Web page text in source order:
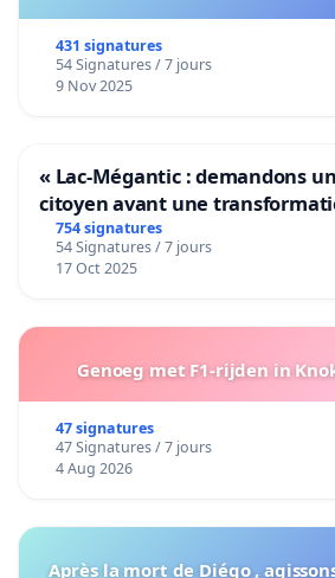
431 signatures
54 Signatures / 7 jours
9 Nov 2025
« Lac-Mégantic : demandons
citoyen avant une
de notre territoire »
754 signatures
54 Signatures / 7 jours
17 Oct 2025
Genoeg met F1-rijden in
47 signatures
47 Signatures / 7 jours
4 Aug 2026
Après la mort de Diégo ,